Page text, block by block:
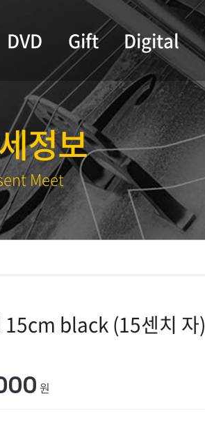
DVD Gift Digital
정보
Meet
black (15센치 자)
원